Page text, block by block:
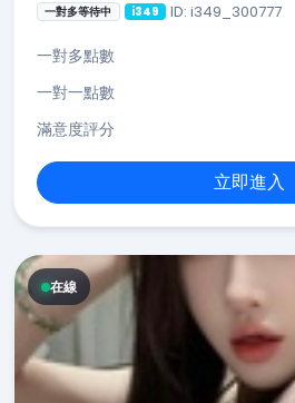
一對多等待中 i349 ID: i349_300777
一對多點數
一對一點數
滿意度評分
立即進入
在線